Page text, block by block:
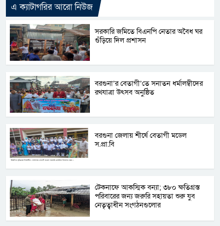
এ ক্যাটাগরির আরো নিউজ
সরকারি জমিতে বিএনপি নেতার অবৈধ ঘর
গুঁড়িয়ে দিল প্রশাসন
বরগুনা’র বেতাগী’তে সনাতন ধর্মালম্বীদের
রথযাত্রা উৎসব অনুষ্ঠিত
বরগুনা জেলায় শীর্ষে বেতাগী মডেল
স.প্রা.বি
টেকনাফে আকস্মিক বন্যা; ৩৮০ ক্ষতিগ্রস্ত
পরিবারের জন্য জরুরি সহায়তা শুরু যুব
নেতৃত্বাধীন সংগঠনগুলোর